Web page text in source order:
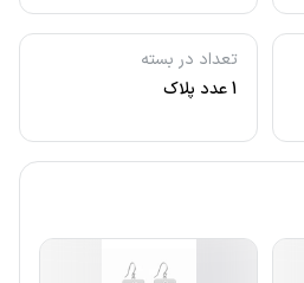
تعداد در بسته
1 عدد پلاک